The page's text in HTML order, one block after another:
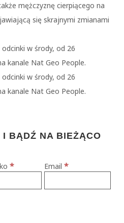
mężczyznę cierpiącego na
się skrajnymi zmianami
w środy, od 26
kanale Nat Geo People.
w środy, od 26
kanale Nat Geo People.
BĄDŹ NA BIEŻĄCO
* Email*